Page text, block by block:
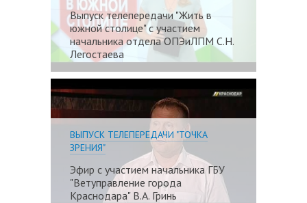
Выпуск телепередачи "Жить в
южной столице" с участием
начальника отдела ОПЭиЛПМ С.Н.
Легостаева
ВЫПУСК ТЕЛЕПЕРЕДАЧИ "ТОЧКА
ЗРЕНИЯ"
Эфир с участием начальника ГБУ
"Ветуправление города
Краснодара" В.А. Гринь